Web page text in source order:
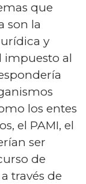
que
son la
y
impuesto al
los entes
el PAMI, el
ser
de
través de